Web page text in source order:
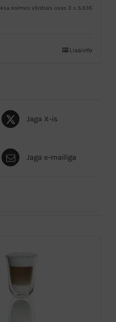
kolmes võrdses osas 3 x 5.33€
Lisainfo
Jaga X-is
Jaga e-mailiga